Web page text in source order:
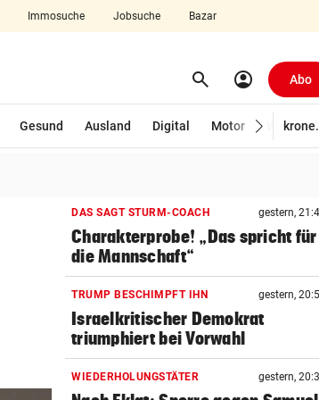
Immosuche Jobsuche Bazar
search Suchen
account_circle Abo
Gesund Ausland Digital Motor
DAS SAGT STURM-COACH gestern,
Charakterprobe! „Das spricht für
die Mannschaft“
TRUMP BESCHIMPFT IHN gestern,
Israelkritischer Demokrat
triumphiert bei Vorwahl
WIEDERHOLUNGSTÄTER gestern,